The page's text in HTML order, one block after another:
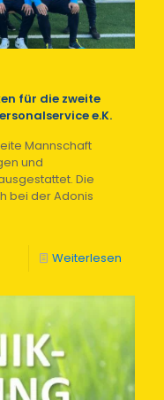
für die zweite
e.K.
Mannschaft
und
Die
bei der Adonis
Weiterlesen